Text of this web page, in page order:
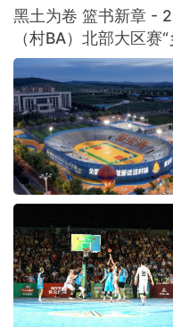
黑土为卷 篮书新章 -
（村BA）北部大区赛